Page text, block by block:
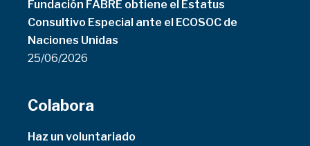
Fundación FABRE obtiene el Estatus
Consultivo Especial ante el ECOSOC de
Naciones Unidas
25/06/2026
Colabora
Haz un voluntariado